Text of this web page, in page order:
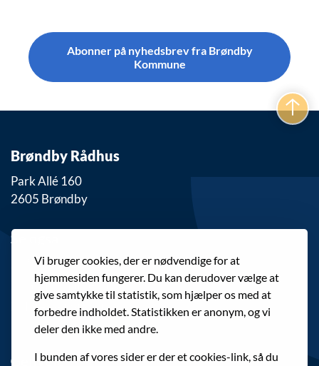
Vi bruger cookies, der er nødvendige for at
hjemmesiden fungerer. Du kan derudover vælge at
give samtykke til statistik, som hjælper os med at
forbedre indholdet. Statistikken er anonym, og vi
deler den ikke med andre.
I bunden af vores sider er der et cookies-link, så du
Abonner på nyhedsbrev fra Brøndby
Kommune
Brøndby Rådhus
Park Allé 160
2605 Brøndby
Se også
Alle knudepunkter og aktiviteter
Gratis shuttlebusser
Interaktivt kort
Genveje